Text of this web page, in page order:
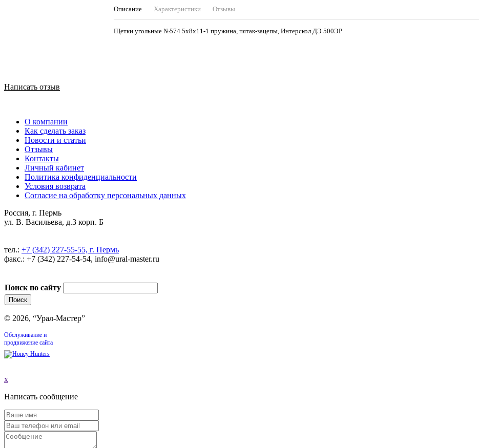
Описание Характеристики Отзывы
Щетки угольные №574 5х8х11-1 пружина, пятак-зацепы, Интерскол ДЭ 500ЭР
Написать отзыв
О компании
Как сделать заказ
Новости и статьи
Отзывы
Контакты
Личный кабинет
Политика конфиденциальности
Условия возврата
Согласие на обработку персональных данных
Россия, г. Пермь
ул. В. Васильева, д.3 корп. Б
тел.: +7 (342) 227-55-55, г. Пермь
факс.: +7 (342) 227-54-54, info@ural-master.ru
Поиск по сайту
© 2026, “Урал-Мастер”
Обслуживание и
продвижение сайта
x
Написать сообщение